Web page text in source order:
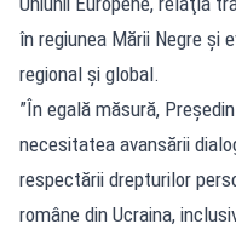
în regiunea Mării Negre şi
regional şi global.
”În egală măsură,
necesitatea avansării
respectării drepturilor
române din Ucraina,